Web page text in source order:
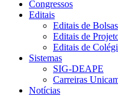
Congressos
Editais
Editais de Bolsas
Editais de
Editais de
Sistemas
SIG-DEAPE
Carreiras
Notícias